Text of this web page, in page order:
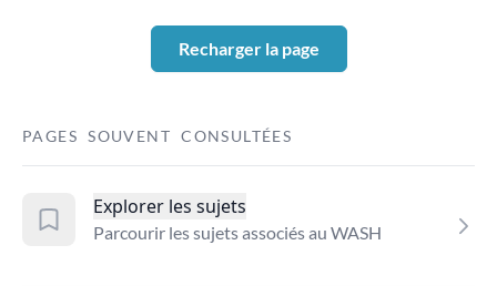
Recharger la page
PAGES SOUVENT CONSULTÉES
Explorer les sujets
Parcourir les sujets associés au WASH